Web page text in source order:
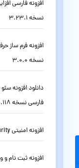
نسخه 3.23.1
نسخه 3.0.0
فارسی نسخه 3.0.118
افزونه امنیتی Wordfence Security وردپرس نسخه 8.1.4